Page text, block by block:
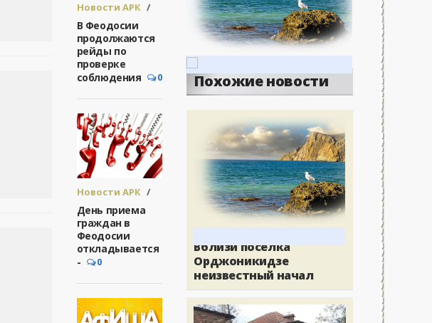
Новости АРК /
Феодосия
В Феодосии
продолжаются
рейды по
проверке
соблюдения
0
Новости АРК /
Феодосия
День приема
граждан в
Феодосии
откладывается
-
0
Похожие новости
Вблизи поселка
Орджоникидзе
неизвестный начал